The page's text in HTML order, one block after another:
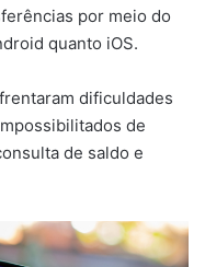
por meio do
quanto iOS.
dificuldades
de
de saldo e